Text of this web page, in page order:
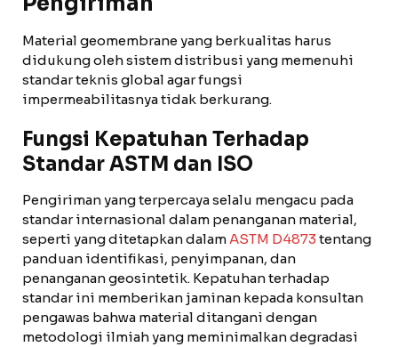
Material geomembrane yang berkualitas harus
didukung oleh sistem distribusi yang memenuhi
standar teknis global agar fungsi
impermeabilitasnya tidak berkurang.
Fungsi Kepatuhan Terhadap
Standar ASTM dan ISO
Pengiriman yang terpercaya selalu mengacu pada
standar internasional dalam penanganan material,
seperti yang ditetapkan dalamASTM D4873 tentang
panduan identifikasi, penyimpanan, dan
penanganan geosintetik. Kepatuhan terhadap
standar ini memberikan jaminan kepada konsultan
pengawas bahwa material ditangani dengan
metodologi ilmiah yang meminimalkan degradasi